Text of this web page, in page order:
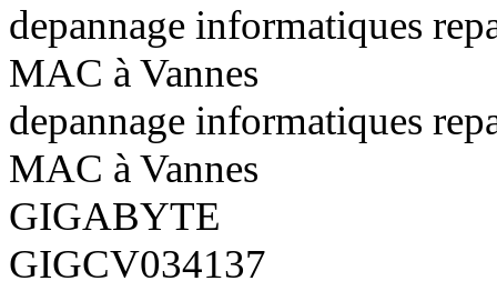
depannage informatiques
MAC à Vannes
depannage informatiques
MAC à Vannes
GIGABYTE
GIGCV034137